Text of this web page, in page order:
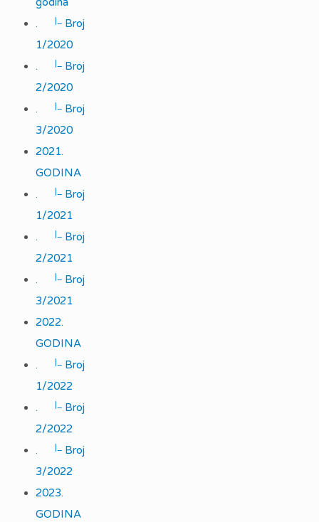
.
|_
Broj
1/2020
.
|_
Broj
2/2020
.
|_
Broj
3/2020
2021.
GODINA
.
|_
Broj
1/2021
.
|_
Broj
2/2021
.
|_
Broj
3/2021
2022.
GODINA
.
|_
Broj
1/2022
.
|_
Broj
2/2022
.
|_
Broj
3/2022
2023.
GODINA